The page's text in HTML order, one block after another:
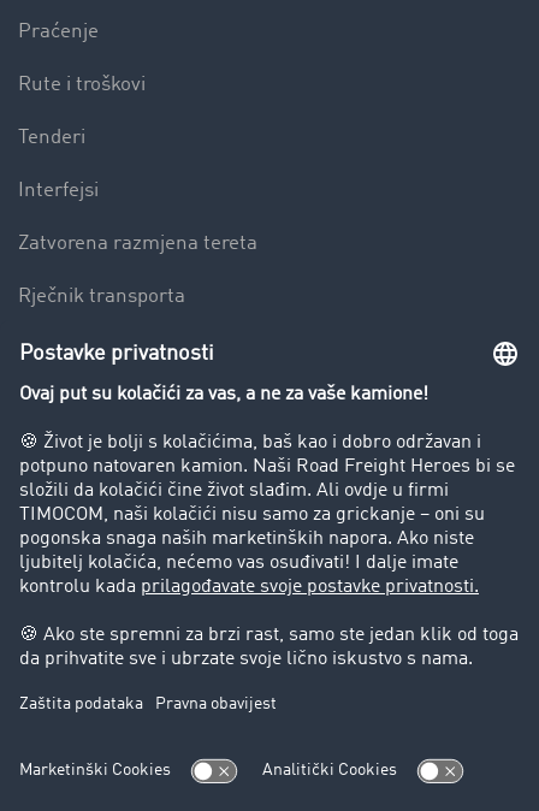
Praćenje
Rute i troškovi
Tenderi
Interfejsi
Zatvorena razmjena tereta
Rječnik transporta
Preduzeće
Success Stories
Korisnici preporučuju korisnike
Blog
Zabrane vožnje za kamione
Pravni
Impresum